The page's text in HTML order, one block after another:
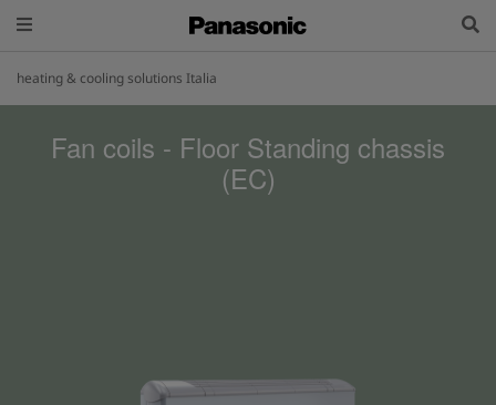
heating & cooling solutions Italia
Fan coils - Floor Standing chassis
(EC)